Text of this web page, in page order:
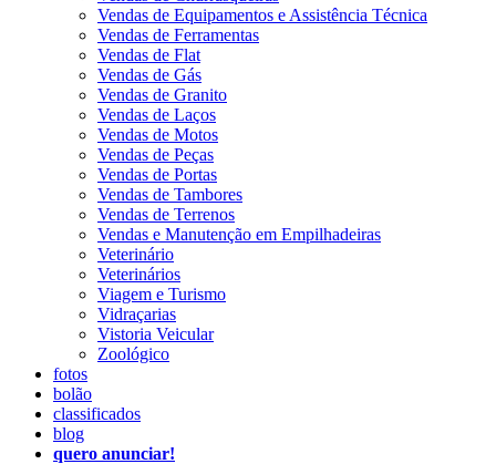
Vendas de Equipamentos e Assistência Técnica
Vendas de Ferramentas
Vendas de Flat
Vendas de Gás
Vendas de Granito
Vendas de Laços
Vendas de Motos
Vendas de Peças
Vendas de Portas
Vendas de Tambores
Vendas de Terrenos
Vendas e Manutenção em Empilhadeiras
Veterinário
Veterinários
Viagem e Turismo
Vidraçarias
Vistoria Veicular
Zoológico
fotos
bolão
classificados
blog
quero anunciar!